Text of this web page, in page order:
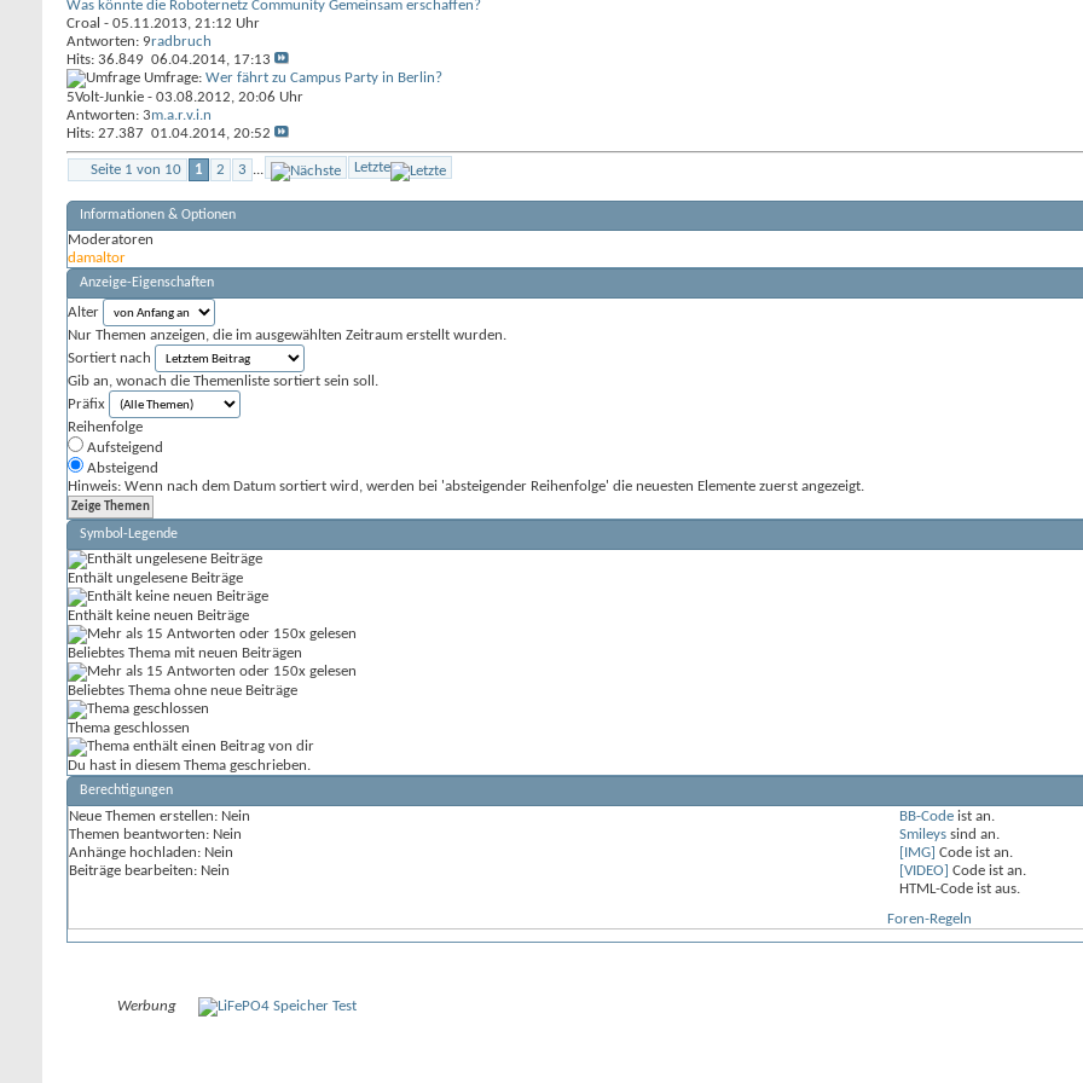
Was könnte die Roboternetz Community Gemeinsam erschaffen?
Croal - 05.11.2013, 21:12 Uhr
Antworten: 9
Hits: 36.849
radbruch
06.04.2014, 17:13
Umfrage: Wer fährt zu Campus Party in Berlin?
5Volt-Junkie - 03.08.2012, 20:06 Uhr
Antworten: 3
Hits: 27.387
m.a.r.v.i.n
01.04.2014, 20:52
Seite 1 von 10 1 2 3 ... Letzte
Informationen & Optionen
Moderatoren
damaltor
Anzeige-Eigenschaften
Alter
Nur Themen anzeigen, die im ausgewählten Zeitraum erstellt wurden.
Sortiert nach
Gib an, wonach die Themenliste sortiert sein soll.
Präfix
Reihenfolge
Aufsteigend
Absteigend
Hinweis: Wenn nach dem Datum sortiert wird, werden bei 'absteigender Reihenfolge' die neuesten Elemente zuerst angezeigt.
Symbol-Legende
Enthält ungelesene Beiträge
Enthält keine neuen Beiträge
Beliebtes Thema mit neuen Beiträgen
Beliebtes Thema ohne neue Beiträge
Thema geschlossen
Du hast in diesem Thema geschrieben.
Berechtigungen
Neue Themen erstellen: Nein
Themen beantworten: Nein
Anhänge hochladen: Nein
Beiträge bearbeiten: Nein
BB-Codeist an.
Smileyssind an.
[IMG] Code ist an.
[VIDEO] Code ist an.
HTML-Code ist aus.
Foren-Regeln
Werbung